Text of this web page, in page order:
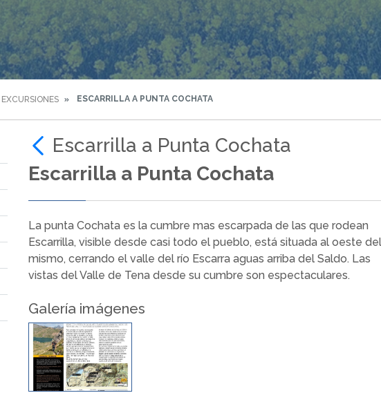
EXCURSIONES ESCARRILLA A PUNTA COCHATA
Escarrilla a Punta Cochata
Escarrilla a Punta Cochata
La punta Cochata es la cumbre mas escarpada de las que rodean
Escarrilla, visible desde casi todo el pueblo, está situada al oeste del
mismo, cerrando el valle del río Escarra aguas arriba del Saldo. Las
vistas del Valle de Tena desde su cumbre son espectaculares.
Galería imágenes